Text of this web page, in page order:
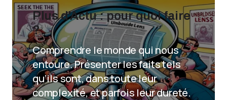
Plus d'Actu : pour quoi faire
?
Comprendre le monde qui nous
entoure. Présenter les faits tels
qu’ils sont, dans toute leur
complexité, et parfois leur dureté.